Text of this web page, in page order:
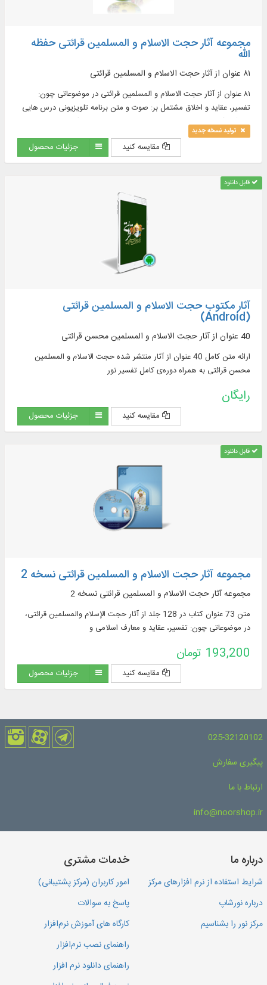
مجموعه آثار حجت الاسلام و المسلمین قرائتی حفظه
الله
۸۱ عنوان از آثار حجت الاسلام و المسلمین قرائتی
۸۱ عنوان از آثار حجت الاسلام و المسلمین قرائتی در موضوعاتی چون:
تفسیر، عقاید و اخلاق مشتمل بر: صوت و متن برنامه‏ تلويزيونى درس‌ هايى
نور (۱۰ جلد)، كتب منتشر شده (۴۰ عنوان) و ...تولید نسخه جدید
مقایسه کنید جزئیات محصول
قابل دانلود
آثار مکتوب حجت الاسلام و المسلمین قرائتی
(Android)
40 عنوان از آثار حجت الاسلام و المسلمین محسن قرائتی
ارائه متن کامل 40 عنوان از آثار منتشر شده حجت الاسلام و المسلمین
محسن قرائتی به همراه دوره‌‌ی کامل تفسیر نور
رایگان
مقایسه کنید جزئیات محصول
قابل دانلود
مجموعه آثار حجت الاسلام و المسلمین قرائتی نسخه 2
مجموعه آثار حجت الاسلام و المسلمین قرائتی نسخه 2
متن 73 عنوان کتاب در 128 جلد از آثار حجت الإسلام والمسلمین قرائتی،
در موضوعاتی چون: تفسیر، عقاید و معارف اسلامی و
193,200 تومان
مقایسه کنید جزئیات محصول
025-32120102
پیگیری سفارش
ارتباط با ما
info@noorshop.ir
درباره ما
شرایط استفاده از نرم افزارهای مرکز
درباره نورشاپ
مرکز نور را بشناسیم
خدمات مشتری
امور کاربران (مرکز پشتیبانی)
پاسخ به سوالات
کارگاه های آموزش نرم‌افزار
راهنمای نصب نرم‌افزار
راهنمای دانلود نرم افزار